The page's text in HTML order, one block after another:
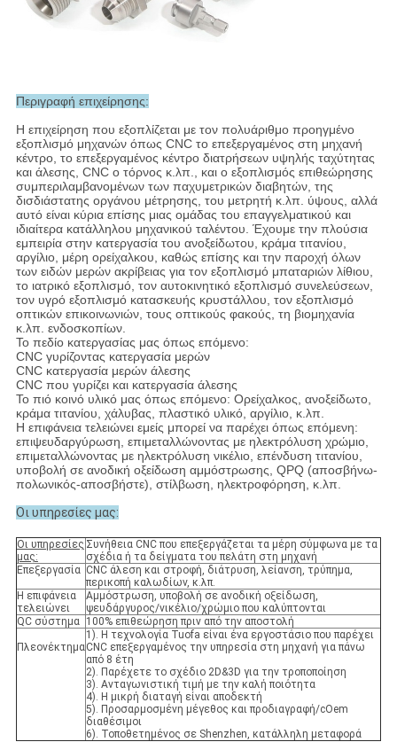
Περιγραφή επιχείρησης:
Η επιχείρηση που εξοπλίζεται με τον πολυάριθμο προηγμένο
εξοπλισμό μηχανών όπως CNC το επεξεργαμένος στη μηχανή
κέντρο, το επεξεργαμένος κέντρο διατρήσεων υψηλής ταχύτητας
και άλεσης, CNC ο τόρνος κ.λπ., και ο εξοπλισμός επιθεώρησης
συμπεριλαμβανομένων των παχυμετρικών διαβητών, της
δισδιάστατης οργάνου μέτρησης, του μετρητή κ.λπ. ύψους, αλλά
αυτό είναι κύρια επίσης μιας ομάδας του επαγγελματικού και
ιδιαίτερα κατάλληλου μηχανικού ταλέντου. Έχουμε την πλούσια
εμπειρία στην κατεργασία του ανοξείδωτου, κράμα τιτανίου,
αργίλιο, μέρη ορείχαλκου, καθώς επίσης και την παροχή όλων
των ειδών μερών ακρίβειας για τον εξοπλισμό μπαταριών λίθιου,
το ιατρικό εξοπλισμό, τον αυτοκινητικό εξοπλισμό συνελεύσεων,
τον υγρό εξοπλισμό κατασκευής κρυστάλλου, τον εξοπλισμό
οπτικών επικοινωνιών, τους οπτικούς φακούς, τη βιομηχανία
κ.λπ. ενδοσκοπίων.
Το πεδίο κατεργασίας μας όπως επόμενο:
CNC γυρίζοντας κατεργασία μερών
CNC κατεργασία μερών άλεσης
CNC που γυρίζει και κατεργασία άλεσης
Το πιό κοινό υλικό μας όπως επόμενο: Ορείχαλκος, ανοξείδωτο,
κράμα τιτανίου, χάλυβας, πλαστικό υλικό, αργίλιο, κ.λπ.
Η επιφάνεια τελειώνει εμείς μπορεί να παρέχει όπως επόμενη:
επιψευδαργύρωση, επιμεταλλώνοντας με ηλεκτρόλυση χρώμιο,
επιμεταλλώνοντας με ηλεκτρόλυση νικέλιο, επένδυση τιτανίου,
υποβολή σε ανοδική οξείδωση αμμόστρωσης, QPQ (αποσβήνω-
πολωνικός-αποσβήστε), στίλβωση, ηλεκτροφόρηση, κ.λπ.
Οι υπηρεσίες μας:
Οι υπηρεσίες
μας:
Συνήθεια CNC που επεξεργάζεται τα μέρη σύμφωνα με τα
σχέδια ή τα δείγματα του πελάτη στη μηχανή
Επεξεργασία CNC άλεση και στροφή, διάτρυση, λείανση, τρύπημα,
περικοπή καλωδίων, κ.λπ.
Η επιφάνεια
τελειώνει
Αμμόστρωση, υποβολή σε ανοδική οξείδωση,
ψευδάργυρος/νικέλιο/χρώμιο που καλύπτονται
QC σύστημα 100% επιθεώρηση πριν από την αποστολή
Πλεονέκτημα
1). Η τεχνολογία Tuofa είναι ένα εργοστάσιο που παρέχει
CNC επεξεργαμένος την υπηρεσία στη μηχανή για πάνω
από 8 έτη
2). Παρέχετε το σχέδιο 2D&3D για την τροποποίηση
3). Ανταγωνιστική τιμή με την καλή ποιότητα
4). Η μικρή διαταγή είναι αποδεκτή
5). Προσαρμοσμένη μέγεθος και προδιαγραφή/cOem
διαθέσιμοι
6). Τοποθετημένος σε Shenzhen, κατάλληλη μεταφορά